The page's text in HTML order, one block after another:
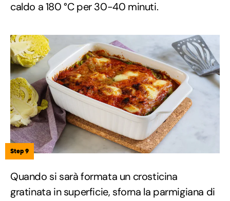
caldo a 180 °C per 30-40 minuti.
Step 9
Quando si sarà formata un crosticina
gratinata in superficie, sforna la parmigiana di